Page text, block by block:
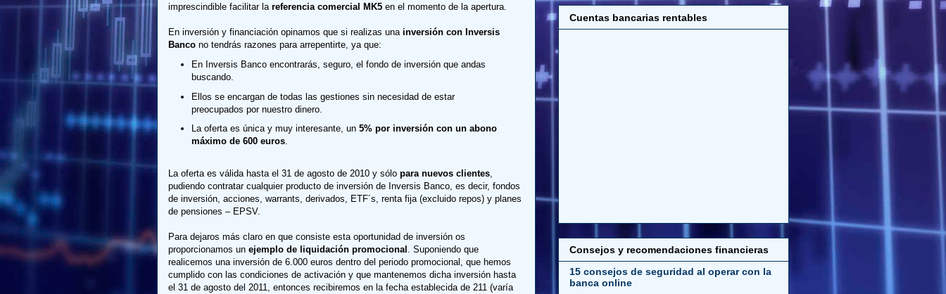
imprescindible facilitar la referencia comercial MK5 en el momento de la apertura.
En inversión y financiación opinamos que si realizas una inversión con Inversis
Banco no tendrás razones para arrepentirte, ya que:
En Inversis Banco encontrarás, seguro, el fondo de inversión que andas
buscando.
Ellos se encargan de todas las gestiones sin necesidad de estar
preocupados por nuestro dinero.
La oferta es única y muy interesante, un 5% por inversión con un abono
máximo de 600 euros.
La oferta es válida hasta el 31 de agosto de 2010 y sólo para nuevos clientes,
pudiendo contratar cualquier producto de inversión de Inversis Banco, es decir, fondos
de inversión, acciones, warrants, derivados, ETF´s, renta fija (excluido repos) y planes
de pensiones – EPSV.
Para dejaros más claro en que consiste esta oportunidad de inversión os
proporcionamos un ejemplo de liquidación promocional . Suponiendo que
realicemos una inversión de 6.000 euros dentro del periodo promocional, que hemos
cumplido con las condiciones de activación y que mantenemos dicha inversión hasta
el 31 de agosto del 2011, entonces recibiremos en la fecha establecida de 211 (varía
Cuentas bancarias rentables
Consejos y recomendaciones financieras
15 consejos de seguridad al operar con la
banca online